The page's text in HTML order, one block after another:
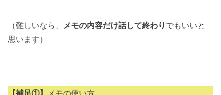
（難しいなら、 メモの内容だけ話して終わり でもいいと
思います）
【補足①】
メモの使い方